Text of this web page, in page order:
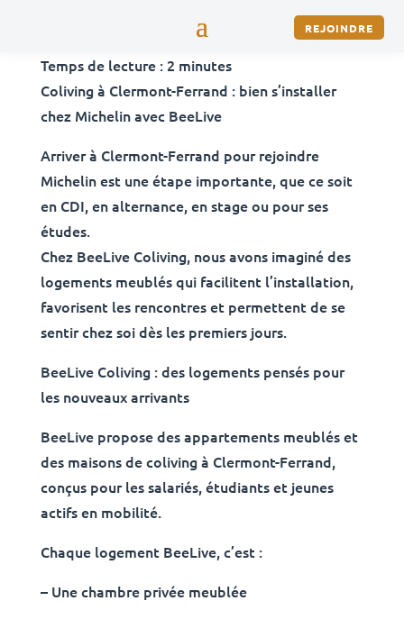
REJOINDRE
Temps de lecture : 2 minutes
Coliving à Clermont-Ferrand : bien s’installer
chez Michelin avec BeeLive
Arriver à Clermont-Ferrand pour rejoindre
Michelin est une étape importante, que ce soit
en CDI, en alternance, en stage ou pour ses
études.
Chez BeeLive Coliving, nous avons imaginé des
logements meublés qui facilitent l’installation,
favorisent les rencontres et permettent de se
sentir chez soi dès les premiers jours.
BeeLive Coliving : des logements pensés pour
les nouveaux arrivants
BeeLive propose des appartements meublés et
des maisons de coliving à Clermont-Ferrand,
conçus pour les salariés, étudiants et jeunes
actifs en mobilité.
Chaque logement BeeLive, c’est :
– Une chambre privée meublée